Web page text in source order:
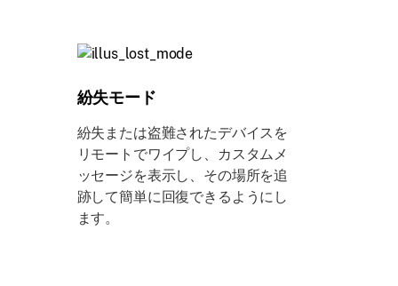
紛失モード
紛失または盗難されたデバイスを
リモートでワイプし、カスタムメ
ッセージを表示し、その場所を追
跡して簡単に回復できるようにし
ます。